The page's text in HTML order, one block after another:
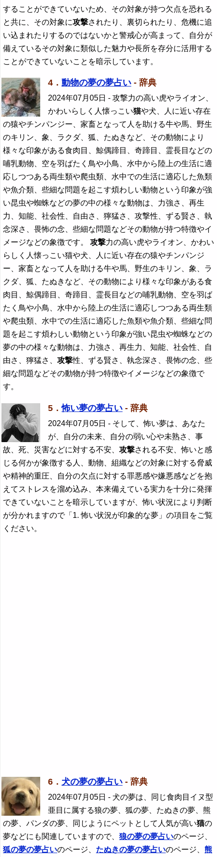
することができていないため、その対象が持つ欠点を恐れる
と共に、その対象に攻撃されたり、裏切られたり、危機に追
い込まれたりするのではないかと警戒心が高まって、自分が
備えているその対象に類似した魅力や長所を存分に活用する
ことができていないことを暗示しています。
4． 動物の夢の夢占い - 辞典
2024年07月05日 - 攻撃力の高い虎やライオン、
かわいらしく人懐っこい猫や犬、人に近い存在
の猿やチンパンジー、家畜となって人を助ける牛や馬、野生
のキリン、象、ラクダ、狐、たぬきなど、その動物により
様々な印象がある食肉目、鯨偶蹄目、奇蹄目、霊長目などの
哺乳動物、空を羽ばたく鳥や小鳥、水中から陸上の生活に適
応しつつある両生類や爬虫類、水中での生活に適応した魚類
や魚介類、些細な問題を起こす煩わしい動物という印象が強
い昆虫や蜘蛛などの夢の中の様々な動物は、力強さ、再生
力、知能、社会性、自由さ、獰猛さ、攻撃性、ずる賢さ、執
念深さ、畏怖の念、些細な問題などその動物が持つ特徴やイ
メージなどの象徴です。攻撃力の高い虎やライオン、かわい
らしく人懐っこい猫や犬、人に近い存在の猿やチンパンジ
ー、家畜となって人を助ける牛や馬、野生のキリン、象、ラ
クダ、狐、たぬきなど、その動物により様々な印象がある食
肉目、鯨偶蹄目、奇蹄目、霊長目などの哺乳動物、空を羽ば
たく鳥や小鳥、水中から陸上の生活に適応しつつある両生類
や爬虫類、水中での生活に適応した魚類や魚介類、些細な問
題を起こす煩わしい動物という印象が強い昆虫や蜘蛛などの
夢の中の様々な動物は、力強さ、再生力、知能、社会性、自
由さ、獰猛さ、攻撃性、ずる賢さ、執念深さ、畏怖の念、些
細な問題などその動物が持つ特徴やイメージなどの象徴で
す。
5．怖い夢の夢占い - 辞典
2024年07月05日 - そして、怖い夢は、あなた
が、自分の未来、自分の弱い心や未熟さ、事
故、死、災害などに対する不安、攻撃される不安、怖いと感
じる何かが象徴する人、動物、組織などの対象に対する脅威
や精神的重圧、自分の欠点に対する罪悪感や嫌悪感などを抱
えてストレスを溜め込み、本来備えている実力を十分に発揮
できていないことを暗示していますが、怖い状況により判断
が分かれますので「1. 怖い状況が印象的な夢」の項目をご覧
ください。
6． 犬の夢の夢占い - 辞典
2024年07月05日 - 犬の夢は、同じ食肉目イヌ型
亜目に属する狼の夢、狐の夢、たぬきの夢、熊
の夢、パンダの夢、同じようにペットとして人気が高い猫の
夢などにも関連していますので、狼の夢の夢占いのページ、
狐の夢の夢占いのページ、 たぬきの夢の夢占いのページ、熊